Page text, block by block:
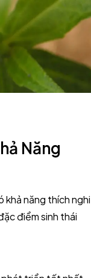
Năng
khả năng thích nghi
điểm sinh thái